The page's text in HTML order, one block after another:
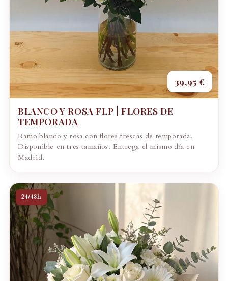
39,95 €
BLANCO Y ROSA FLP | FLORES DE
TEMPORADA
Ramo blanco y rosa con flores frescas de temporada.
Disponible en tres tamaños. Entrega el mismo día en
Madrid.
24/48h